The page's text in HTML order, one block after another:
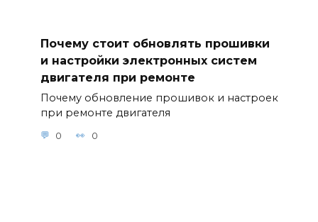
Почему стоит обновлять прошивки
и настройки электронных систем
двигателя при ремонте
Почему обновление прошивок и настроек
при ремонте двигателя
0 0